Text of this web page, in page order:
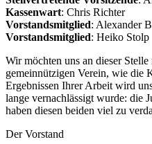
Kassenwart: Chris Richter
Vorstandsmitglied: Alexander
Vorstandsmitglied: Heiko Stolp
Wir möchten uns an dieser
gemeinnützigen Verein, wie die
Ergebnissen Ihrer Arbeit wird
lange vernachlässigt wurde: die
haben diesen beiden viel zu
Der Vorstand